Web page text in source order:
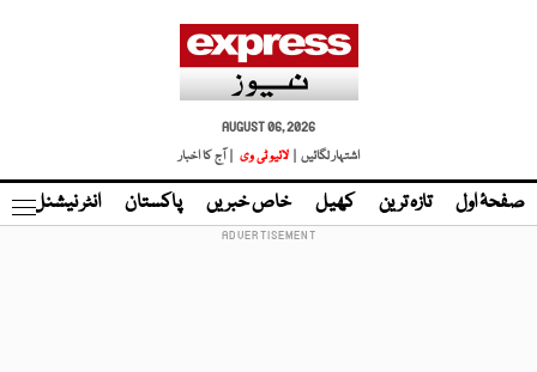
AUGUST 06, 2026
اشتہار لگائیں |
لائیو ٹی وی | آج کا اخبار
صفحۂ اول تازہ ترین کھیل خاص خبریں پاکستان انٹر نیشنل